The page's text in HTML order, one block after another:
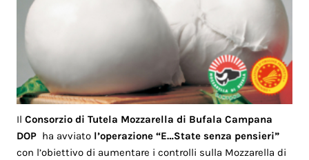
IlConsorzio di Tutela Mozzarella di Bufala Campana
DOP ha avviato l’operazione “E…State senza pensieri”
con l’obiettivo di aumentare i controlli sulla Mozzarella di